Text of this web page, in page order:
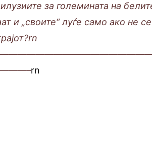
за големината на
и „своите“ луѓе само ако не
rn